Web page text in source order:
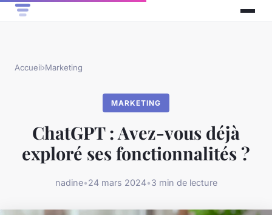
Accueil›Marketing
MARKETING
ChatGPT : Avez-vous déjà
exploré ses fonctionnalités ?
nadine•24 mars 2024•3 min de lecture